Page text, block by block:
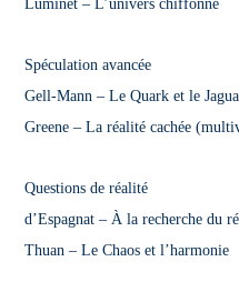
Luminet – L’univers chiffonné
Spéculation avancée
Gell-Mann – Le Quark et le
Greene – La réalité cachée
Questions de réalité
d’Espagnat – À la recherche du
Thuan – Le Chaos et l’harmonie